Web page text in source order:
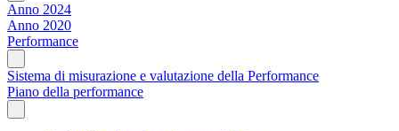
Anno 2024
Anno 2020
Performance
Sistema di misurazione e valutazione della Performance
Piano della performance